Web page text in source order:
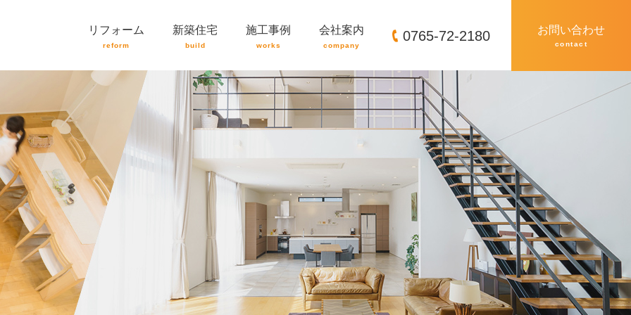
リフォーム
reform
新築住宅
build
施工事例
works
会社案内
company
0765-72-2180 お問い合わせ
contact